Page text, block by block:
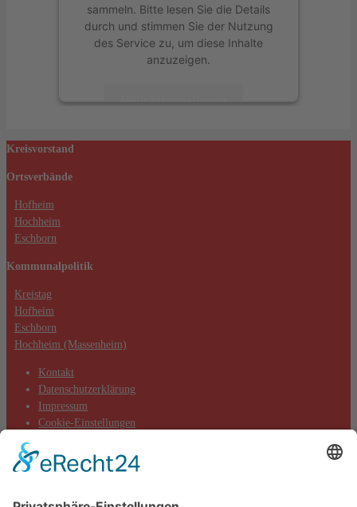
sammeln. Bitte lesen Sie die Details
durch und stimmen Sie der Nutzung
des Service zu, um diese Inhalte
anzuzeigen.
Mehr Informationen
Akzeptieren
Kreisvorstand
Ortsverbände
Hofheim
Hochheim
Eschborn
Kommunalpolitik
Kreistag
Hofheim
Eschborn
Hochheim (Massenheim)
Kontakt
Datenschutzerklärung
Impressum
Cookie-Einstellungen
Aktuelles
Aktionen
Termine